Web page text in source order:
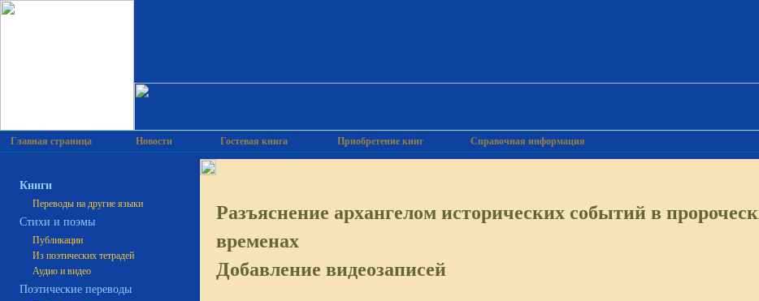
Главная страница Новости Гостевая книга Приобретение книг Справочная информация
Книги
Переводы на другие языки
Cтихи и поэмы
Публикации
Из поэтических тетрадей
Аудио и видео
Поэтические переводы
Разъяснение архангелом исторических событий в
временах
Добавление видеозаписей